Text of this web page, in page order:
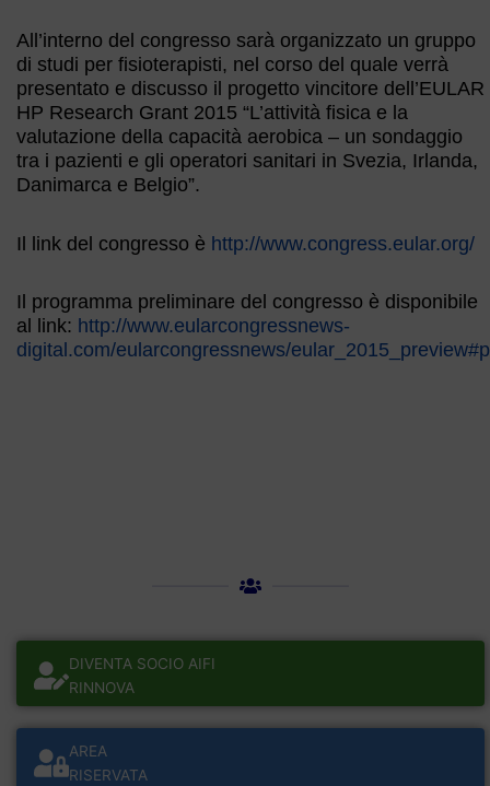
All’interno del congresso sarà organizzato un gruppo
di studi per fisioterapisti, nel corso del quale verrà
presentato e discusso il progetto vincitore dell’EULAR
HP Research Grant 2015 “L’attività fisica e la
valutazione della capacità aerobica – un sondaggio
tra i pazienti e gli operatori sanitari in Svezia, Irlanda,
Danimarca e Belgio”.
Il link del congresso è http://www.congress.eular.org/
Il programma preliminare del congresso è disponibile
al link: http://www.eularcongressnews-
digital.com/eularcongressnews/
DIVENTA SOCIO AIFI
RINNOVA
AREA
RISERVATA